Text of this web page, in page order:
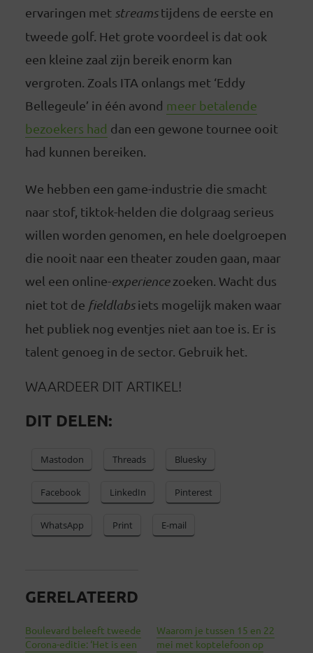
ervaringen met streamstijdens de eerste en
tweede golf. Het grote voordeel is dat ook
een kleine zaal zijn bereik enorm kan
vergroten. Zoals ITA onlangs met ‘Eddy
Bellegeule’ in één avond meer betalende
bezoekers had dan een gewone tournee ooit
had kunnen bereiken.
We hebben een game-industrie die smacht
naar stof, tiktok-helden die dolgraag serieus
willen worden genomen, en hele doelgroepen
die nooit naar een theater zouden gaan, maar
wel een online-experiencezoeken. Wacht dus
niet tot de fieldlabsiets mogelijk maken waar
het publiek nog eventjes niet aan toe is. Er is
talent genoeg in de sector. Gebruik het.
WAARDEER DIT ARTIKEL!
DIT DELEN:
Mastodon Threads Bluesky
Facebook LinkedIn Pinterest
WhatsApp Print E-mail
GERELATEERD
Boulevard beleeft tweede
Corona-editie: ‘Het is een
Waarom je tussen 15 en 22
mei met koptelefoon op